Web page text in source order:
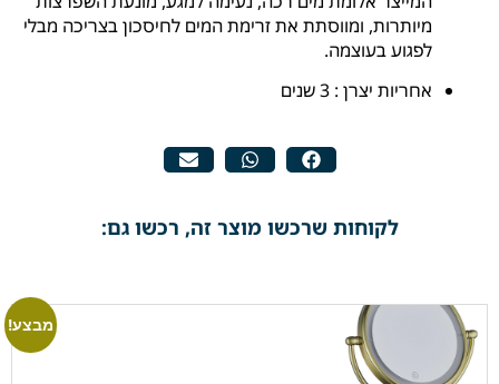
מיותרות, ומווסתת את זרימת המים לחיסכון בצריכה מבלי
לפגוע בעוצמה.
אחריות יצרן : 3 שנים
לקוחות שרכשו מוצר זה, רכשו גם:
מבצע!